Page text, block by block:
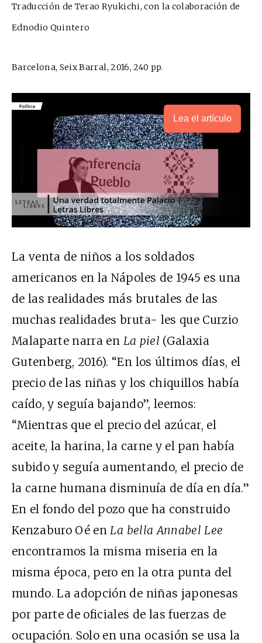
Traducción de Terao Ryukichi, con la colaboración de
Ednodio Quintero
Barcelona, Seix Barral, 2016, 240 pp.
Lea el artículo
La venta de niños a los soldados
americanos en la Nápoles de 1945 es una
de las realidades más brutales de las
muchas realidades bruta- les que Curzio
Malaparte narra en La piel (Galaxia
Gutenberg, 2016). “En los últimos días, el
precio de las niñas y los chiquillos había
caído, y seguía bajando”, leemos:
“Mientras que el precio del azúcar, el
aceite, la harina, la carne y el pan había
subido y seguía aumentando, el precio de
la carne humana disminuía de día en día.”
En el fondo del pozo que ha construido
Kenzaburo Oé enLa bella Annabel Lee
encontramos la misma miseria en la
misma época, pero en la otra punta del
mundo. La adopción de niñas japonesas
por parte de oficiales de las fuerzas de
ocupación. Solo en una ocasión se usa la